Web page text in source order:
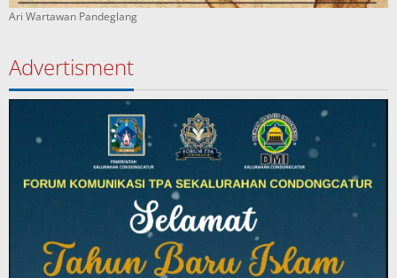
Ari Wartawan Pandeglang
Advertisment